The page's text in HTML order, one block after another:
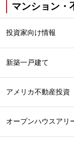
マンション・
投資家向け情報
新築一戸建て
アメリカ不動産投資
オープンハウスアリ